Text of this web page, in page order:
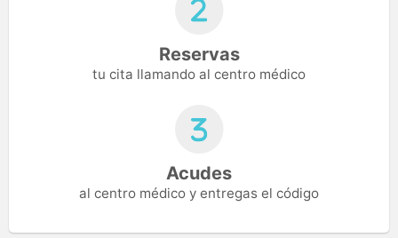
Reservas
tu cita llamando al centro médico
Acudes
al centro médico y entregas el código